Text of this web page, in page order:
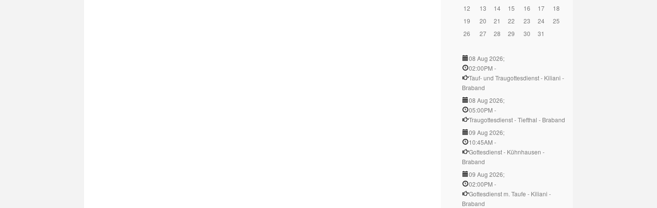
12
13 14 15 16 17
18
19
20 21 22 23 24
25
26
27 28 29 30 31
08 Aug 2026;
02:00PM -
Tauf- und Traugottesdienst - Kiliani -
Braband
08 Aug 2026;
05:00PM -
Traugottesdienst - Tiefthal - Braband
09 Aug 2026;
10:45AM -
Gottesdienst - Kühnhausen -
Braband
09 Aug 2026;
02:00PM -
Gottesdienst m. Taufe - Kiliani -
Braband